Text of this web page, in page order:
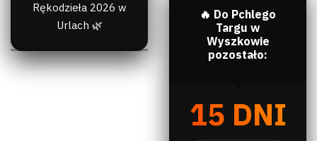
Rękodzieła 2026 w
Urlach 🌿
🔥 Do Pchlego
Targu w
Wyszkowie
pozostało:
15 DNI